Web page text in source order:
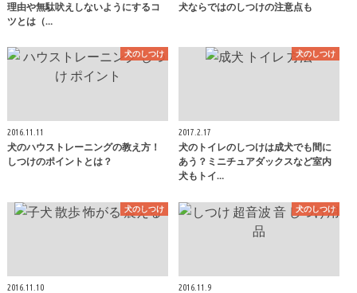
理由や無駄吠えしないようにするコ
ツとは（…
犬ならではのしつけの注意点も
犬のしつけ
2016.11.11
犬のハウストレーニングの教え方！
しつけのポイントとは？
犬のしつけ
2017.2.17
犬のトイレのしつけは成犬でも間に
あう？ミニチュアダックスなど室内
犬もトイ…
犬のしつけ
2016.11.10
犬のしつけ
2016.11.9